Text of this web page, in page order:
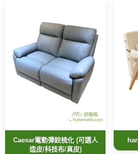
Caesar電動彈鉸梳化 (可選人
造皮/科技布/真皮)